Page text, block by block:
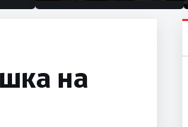
половина тунел во слепа
на